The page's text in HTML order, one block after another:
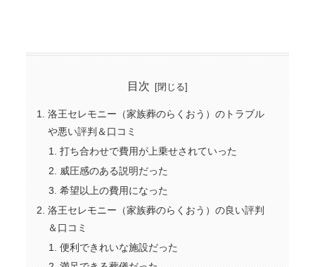
目次
洛王セレモニー（家族葬のらくおう）のトラブル
や悪い評判＆口コミ
打ち合わせで費用が上乗せされていった
威圧感のある説明だった
希望以上の費用になった
洛王セレモニー（家族葬のらくおう）の良い評判
＆口コミ
便利できれいな施設だった